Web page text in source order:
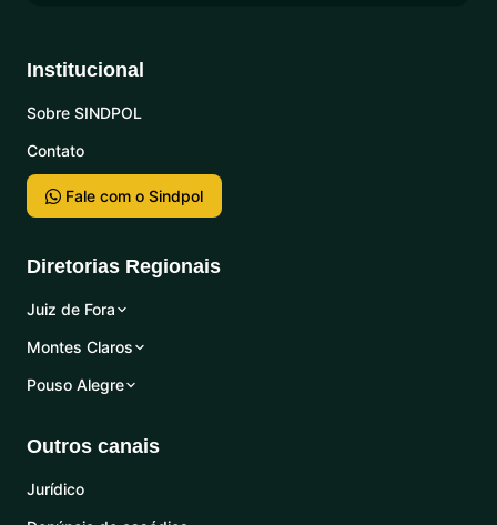
Institucional
Sobre SINDPOL
Contato
Fale com o Sindpol
Diretorias Regionais
Juiz de Fora
Montes Claros
Pouso Alegre
Outros canais
Jurídico